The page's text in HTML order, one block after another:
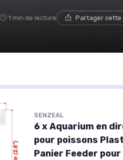
1 min de lecture Partager cette
SENZEAL
6 x Aquarium en
pour poissons
Panier Feeder